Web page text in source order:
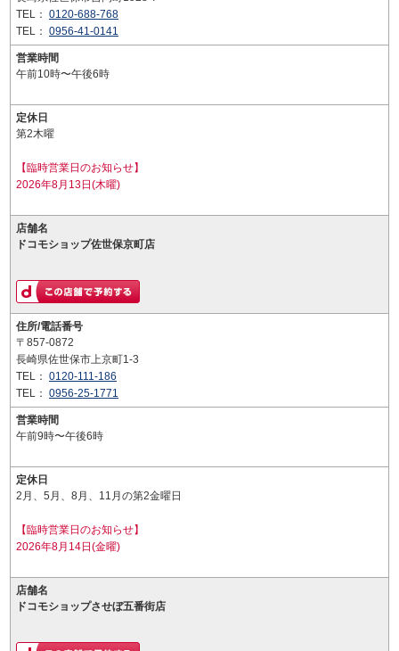
TEL： 0120-688-768
TEL： 0956-41-0141
営業時間
午前10時〜午後6時
定休日
第2木曜
【臨時営業日のお知らせ】
2026年8月13日(木曜)
店舗名
ドコモショップ佐世保京町店
住所/電話番号
〒857-0872
長崎県佐世保市上京町1-3
TEL： 0120-111-186
TEL： 0956-25-1771
営業時間
午前9時〜午後6時
定休日
2月、5月、8月、11月の第2金曜日
【臨時営業日のお知らせ】
2026年8月14日(金曜)
店舗名
ドコモショップさせぼ五番街店